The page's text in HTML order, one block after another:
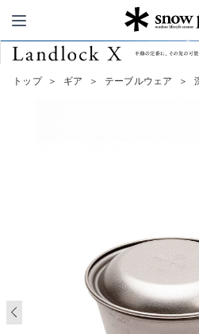
Snow
トップ ＞ ギア ＞ テーブルウェア ＞